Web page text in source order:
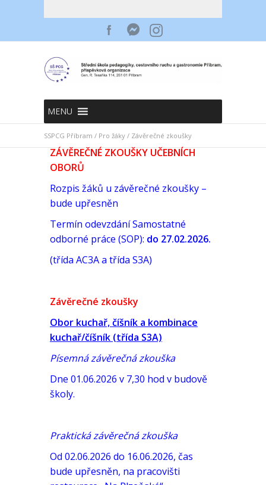
MENU
SSPCG Příbram / Pro žáky / Závěrečné zkoušky
ZÁVĚREČNÉ ZKOUŠKY UČEBNÍCH
OBORŮ
Rozpis žáků u závěrečné zkoušky –
bude upřesněn
Termín odevzdání Samostatné
odborné práce (SOP): do 27.02.2026.
(třída AC3A a třída S3A)
Závěrečné zkoušky
Obor kuchař, číšník a kombinace
kuchař/číšník (třída S3A)
Písemná závěrečná zkouška
Dne 01.06.2026 v 7,30 hod v budově
školy.
Praktická závěrečná zkouška
Od 02.06.2026 do 16.06.2026, čas
bude upřesněn, na pracovišti